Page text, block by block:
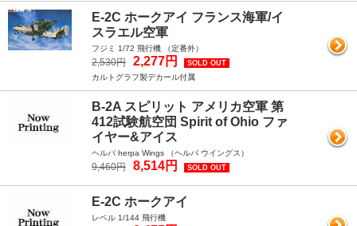
E-2C ホークアイ フランス海軍/イ
スラエル空軍
フジミ 1/72 飛行機 （定番外）
2,530円 2,277円 SOLD OUT
カルトグラフ製デカール付属
B-2A スピリット アメリカ空軍 第
412試験航空団 Spirit of Ohio ファ
イヤー&アイス
ヘルパ herpa Wings （ヘルパ ウイングス）
9,460円 8,514円 SOLD OUT
E-2C ホークアイ
レベル 1/144 飛行機